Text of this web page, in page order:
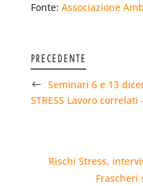
Fonte: Associazione
PRECEDENTE
Seminari 6 e 13
STRESS Lavoro
Rischi Stress,
Frascheri